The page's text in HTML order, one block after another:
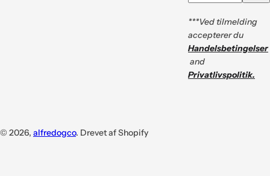
***Ved tilmelding
accepterer du
Handelsbetingelser
and
Privatlivspolitik.
© 2026, alfredogco. Drevet af Shopify